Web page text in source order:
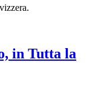
in Tutta la